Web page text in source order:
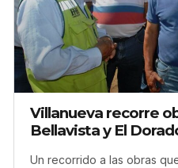
Villanueva recorre
Bellavista y El
Un recorrido a las obras